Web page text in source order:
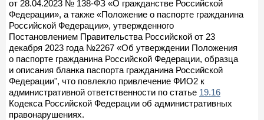
от 28.04.2023 № 138-ФЗ «О гражданстве Российской
Федерации», а также «Положение о паспорте гражданина
Российской Федерации», утвержденного
Постановлением Правительства Российской от 23
декабря 2023 года №2267 «Об утверждении Положения
о паспорте гражданина Российской Федерации, образца
и описания бланка паспорта гражданина Российской
Федерации", что повлекло привлечение ФИО2 к
административной ответственности по статье 19.16
Кодекса Российской Федерации об административных
правонарушениях.